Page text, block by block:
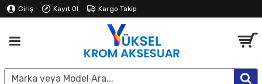
Giriş Kayıt Ol Kargo Takip